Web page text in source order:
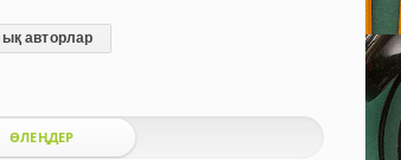
авторлар
ӨЛЕҢДЕР